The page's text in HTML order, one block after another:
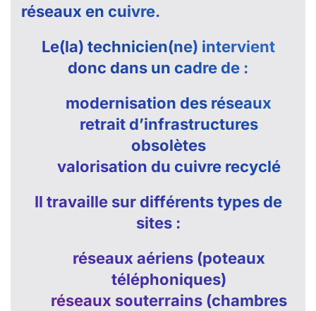
réseaux en cuivre.
Le(la) technicien(ne) intervient
donc dans un cadre de :
modernisation des réseaux
retrait d’infrastructures
obsolètes
valorisation du cuivre recyclé
Il travaille sur différents types de
sites :
réseaux aériens (poteaux
téléphoniques)
réseaux souterrains (chambres